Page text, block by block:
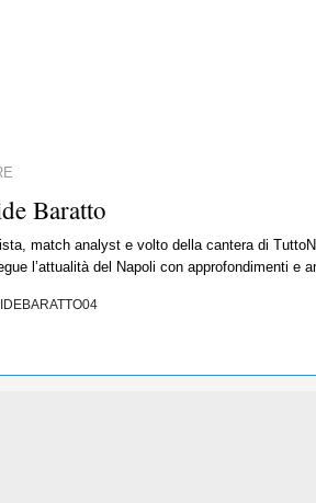
Baratto
match analyst e volto della cantera di
l’attualità del Napoli con approfondimenti e